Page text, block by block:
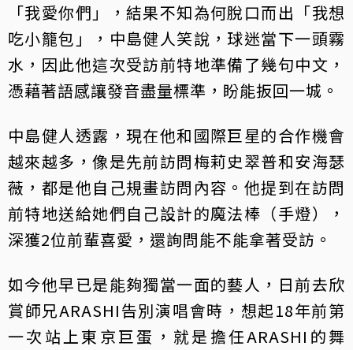
「我愛你們」，結果不知為何脫口而出「我想
吃小籠包」，中島健人笑說，球迷當下一頭霧
水，因此他這次受訪前特地準備了幾句中文，
憑藉著語感讓發音盡量標準，盼能扳回一城。
中島健人透露，現在他和國際巨星的合作機會
越來越多，像是先前訪問梅莉史翠普和安海瑟
薇，都是他自己規畫訪問內容。他提到在訪問
前特地送給她們自己設計的魔法棒（手燈），
深獲2位前輩喜愛，還詢問能不能拿著受訪。
如今他早已是能夠獨當一面的藝人，日前去欣
賞師兄ARASHI告別演唱會時，想起18年前第
一次站上東京巨蛋，就是擔任ARASHI的舞